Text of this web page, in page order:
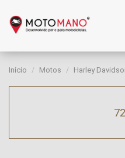
Início Motos Harley